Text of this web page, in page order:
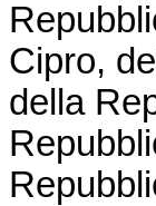
Cipro,
della